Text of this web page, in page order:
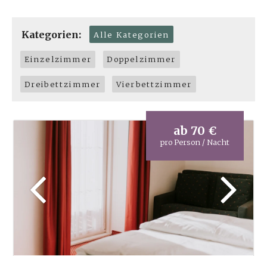
Kategorien: Alle Kategorien
Einzelzimmer Doppelzimmer
Dreibettzimmer Vierbettzimmer
ab 70 €
pro Person / Nacht